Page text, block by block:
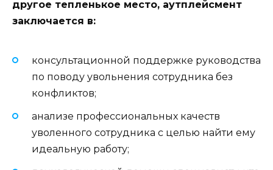
другое тепленькое место, аутплейсмент
заключается в:
консультационной поддержке руководства
по поводу увольнения сотрудника без
конфликтов;
анализе профессиональных качеств
уволенного сотрудника с целью найти ему
идеальную работу;